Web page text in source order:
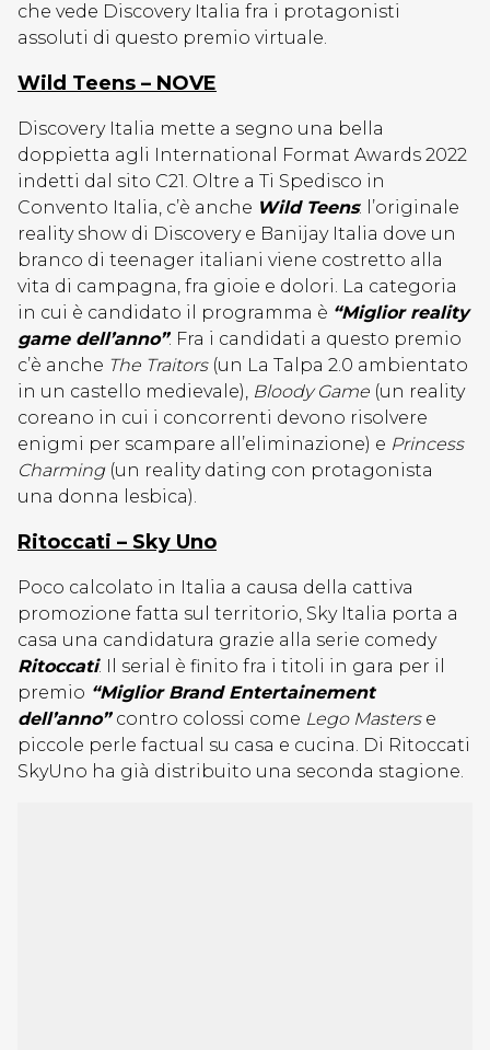
che vede Discovery Italia fra i protagonisti
assoluti di questo premio virtuale.
Wild Teens – NOVE
Discovery Italia mette a segno una bella
doppietta agli International Format Awards 2022
indetti dal sito C21. Oltre a Ti Spedisco in
Convento Italia, c’è anche Wild Teens: l’originale
reality show di Discovery e Banijay Italia dove un
branco di teenager italiani viene costretto alla
vita di campagna, fra gioie e dolori. La categoria
in cui è candidato il programma è “Miglior reality
game dell’anno”. Fra i candidati a questo premio
c’è anche The Traitors(un La Talpa 2.0 ambientato
in un castello medievale), Bloody Game (un reality
coreano in cui i concorrenti devono risolvere
enigmi per scampare all’eliminazione) e Princess
Charming (un reality dating con protagonista
una donna lesbica).
Ritoccati – Sky Uno
Poco calcolato in Italia a causa della cattiva
promozione fatta sul territorio, Sky Italia porta a
casa una candidatura grazie alla serie comedy
Ritoccati. Il serial è finito fra i titoli in gara per il
premio “Miglior Brand Entertainement
dell’anno” contro colossi come Lego Masters e
piccole perle factual su casa e cucina. Di Ritoccati
SkyUno ha già distribuito una seconda stagione.